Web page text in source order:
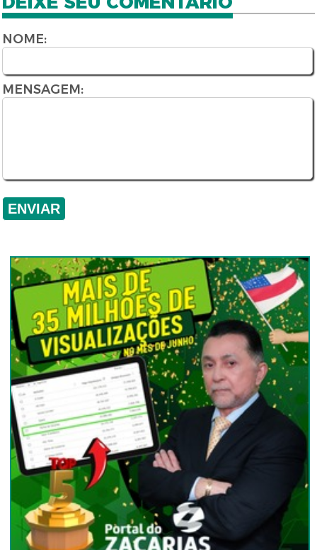
NOME:
MENSAGEM: